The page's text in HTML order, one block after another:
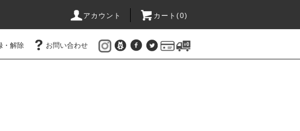
アカウント カート(0)
・解除 お問い合わせ